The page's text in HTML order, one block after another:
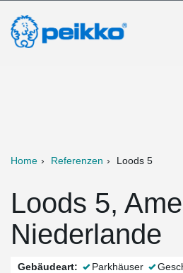
Home Referenzen Loods 5
Loods 5,
Niederlande
Gebäudeart: Parkhäuser